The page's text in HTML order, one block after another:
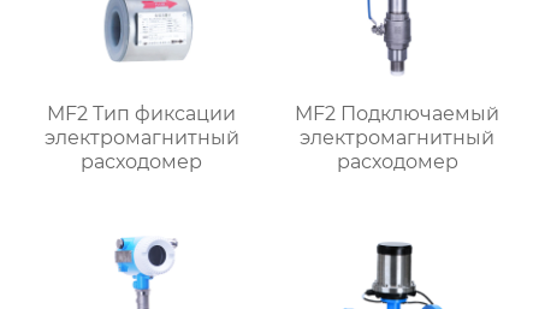
MF2 Тип фиксации
электромагнитный
расходомер
MF2 Подключаемый
электромагнитный
расходомер